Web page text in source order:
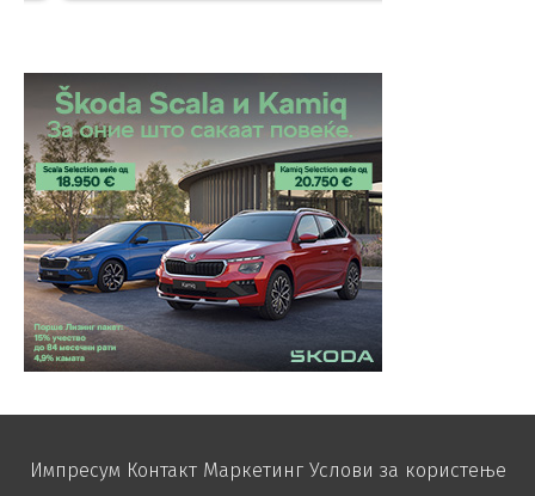
Импресум Контакт Маркетинг Услови за користење